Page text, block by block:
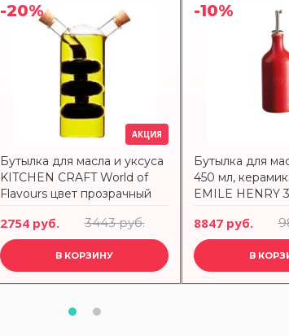
-20%
АКЦИЯ
Бутылка для масла и уксуса
KITCHEN CRAFT World of
Flavours цвет прозрачный
2754 руб. 3443 руб.
В КОРЗИНУ
-10%
Бутылка для
450 мл,
EMILE HENRY
8847 руб.
В